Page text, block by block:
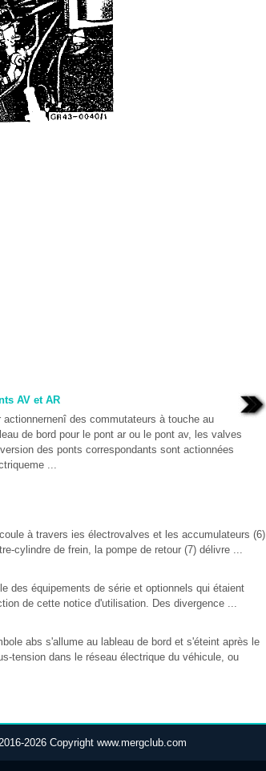
AV et AR
actionnernenî des commutateurs à touche au
de bord pour le pont ar ou le pont av, les valves
des ponts correspondants sont actionnées
...
à travers ies électrovalves et les accumulateurs (6)
cylindre de frein, la pompe de retour (7) délivre ...
des équipements de série et optionnels qui étaient
de cette notice d'utilisation. Des divergence ...
abs s'allume au lableau de bord et s'éteint après le
tension dans le réseau électrique du véhicule, ou
2026 Copyright www.mergclub.com